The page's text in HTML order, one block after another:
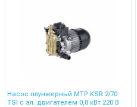
Насос плунжерный MTP KSR 2/70
TSI с эл. двигателем 0,8 кВт 220 В